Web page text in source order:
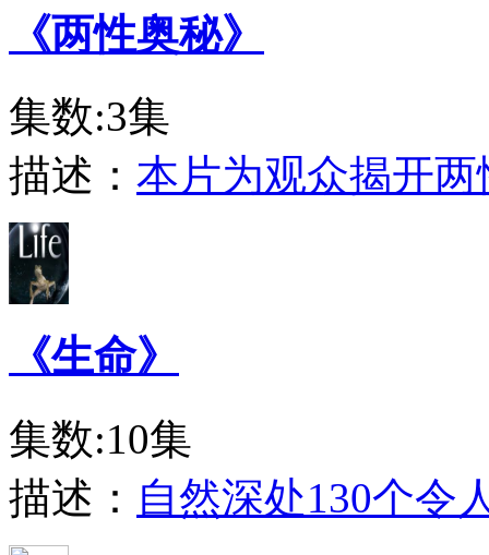
《两性奥秘》
集数:3集
描述： 本片为观众揭开
《生命》
集数:10集
描述： 自然深处130个令